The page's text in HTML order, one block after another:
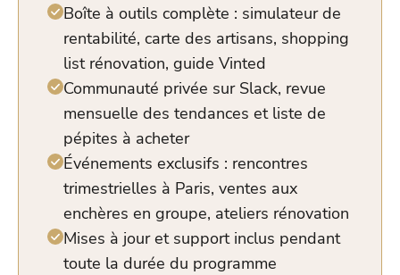
Boîte à outils complète : simulateur de
rentabilité, carte des artisans, shopping
list rénovation, guide Vinted
Communauté privée sur Slack, revue
mensuelle des tendances et liste de
pépites à acheter
Événements exclusifs : rencontres
trimestrielles à Paris, ventes aux
enchères en groupe, ateliers rénovation
Mises à jour et support inclus pendant
toute la durée du programme